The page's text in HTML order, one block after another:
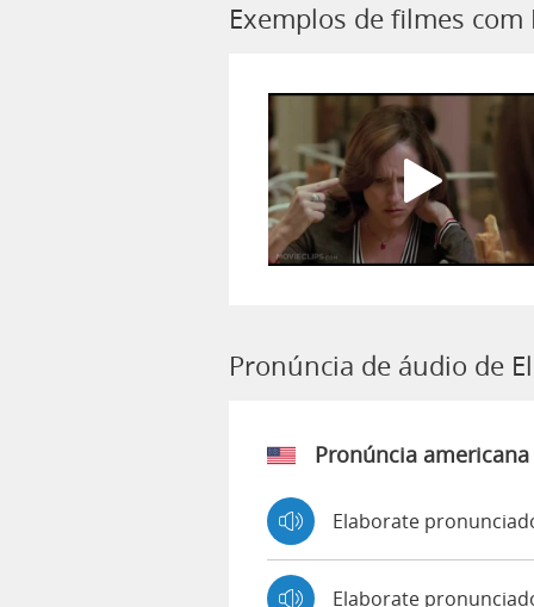
Exemplos de filmes com
Pronúncia de áudio de
Pronúncia americana
Elaborate
Elaborate